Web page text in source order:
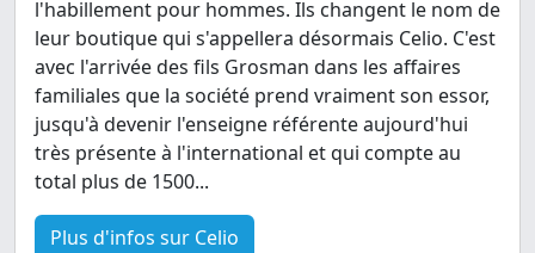
l'habillement pour hommes. Ils changent le nom de
leur boutique qui s'appellera désormais Celio. C'est
avec l'arrivée des fils Grosman dans les affaires
familiales que la société prend vraiment son essor,
jusqu'à devenir l'enseigne référente aujourd'hui
très présente à l'international et qui compte au
total plus de 1500...
Plus d'infos sur Celio